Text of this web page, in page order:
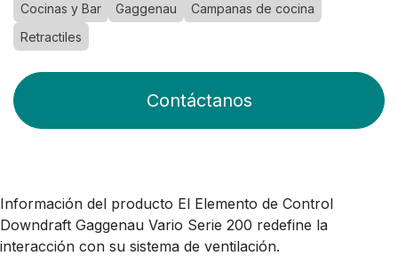
Cocinas y Bar Gaggenau
Campanas de cocina
Retractiles
Contáctanos
Información del producto El Elemento de Control
Downdraft Gaggenau Vario Serie 200 redefine la
interacción con su sistema de ventilación.